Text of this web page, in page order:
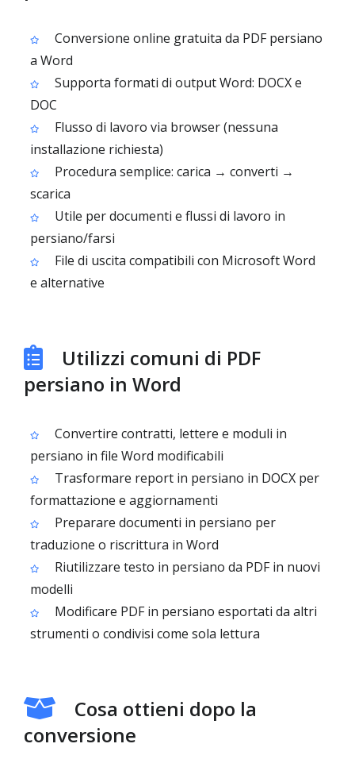
Conversione online gratuita da PDF persiano
a Word
Supporta formati di output Word: DOCX e
DOC
Flusso di lavoro via browser (nessuna
installazione richiesta)
Procedura semplice: carica → converti →
scarica
Utile per documenti e flussi di lavoro in
persiano/farsi
File di uscita compatibili con Microsoft Word
e alternative
Utilizzi comuni di PDF
persiano in Word
Convertire contratti, lettere e moduli in
persiano in file Word modificabili
Trasformare report in persiano in DOCX per
formattazione e aggiornamenti
Preparare documenti in persiano per
traduzione o riscrittura in Word
Riutilizzare testo in persiano da PDF in nuovi
modelli
Modificare PDF in persiano esportati da altri
strumenti o condivisi come sola lettura
Cosa ottieni dopo la
conversione